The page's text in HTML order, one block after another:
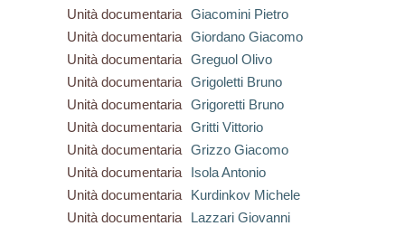
Unità documentaria
Giacomini Pietro
Unità documentaria
Giordano Giacomo
Unità documentaria
Greguol Olivo
Unità documentaria
Grigoletti Bruno
Unità documentaria
Grigoretti Bruno
Unità documentaria
Gritti Vittorio
Unità documentaria
Grizzo Giacomo
Unità documentaria
Isola Antonio
Unità documentaria
Kurdinkov Michele
Unità documentaria
Lazzari Giovanni